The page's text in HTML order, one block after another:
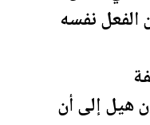
الفعل نفسه
هيل إلى أن